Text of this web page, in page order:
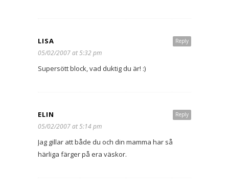
Reply
LISA
05/02/2007 at 5:32 pm
Supersött block, vad duktig du är! :)
Reply
ELIN
05/02/2007 at 5:14 pm
Jag gillar att både du och din mamma har så
härliga färger på era väskor.